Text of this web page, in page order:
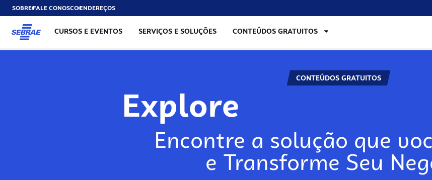
SOBREFALE CONOSCOENDEREÇOS
CURSOS E EVENTOS SERVIÇOS E SOLUÇÕES CONTEÚDOS GRATUITOS
CONTEÚDOS GRATUITOS
Explore
Encontre a solução que
e Transforme Seu